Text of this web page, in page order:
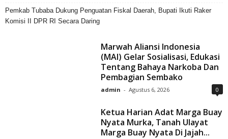
Pemkab Tubaba Dukung Penguatan Fiskal Daerah, Bupati Ikuti Raker
Komisi II DPR RI Secara Daring
Marwah Aliansi Indonesia
(MAI) Gelar Sosialisasi, Edukasi
Tentang Bahaya Narkoba Dan
Pembagian Sembako
admin - Agustus 6, 2026 0
Ketua Harian Adat Marga Buay
Nyata Murka, Tanah Ulayat
Marga Buay Nyata Di Jajah...